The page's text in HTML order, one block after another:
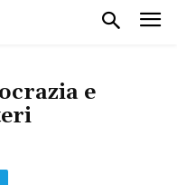
e